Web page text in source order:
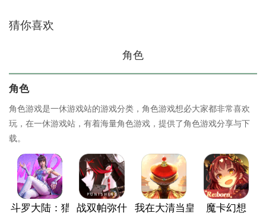
猜你喜欢
角色
角色
角色游戏是一休游戏站的游戏分类，角色游戏想必大家都非常喜欢
玩，在一休游戏站，有着海量角色游戏，提供了角色游戏分享与下
载。
斗罗大陆：猎魂世界战双帕弥什 我在大清当皇帝 魔卡幻想